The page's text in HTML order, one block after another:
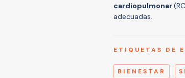
cardiopulmonar
adecuadas.
ETIQUETAS DE
BIENESTAR